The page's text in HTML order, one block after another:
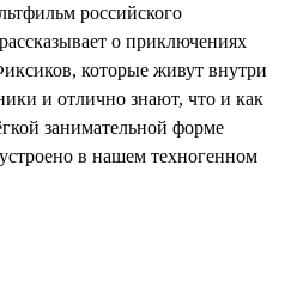
российского
о приключениях
которые живут внутри
и отлично знают, что и как
занимательной форме
в нашем техногенном